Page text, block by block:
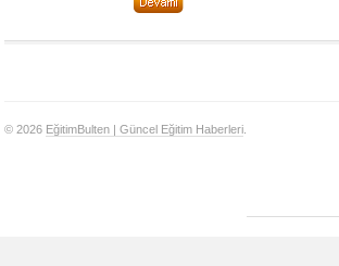
© 2026 EğitimBulten | Güncel Eğitim Haberleri